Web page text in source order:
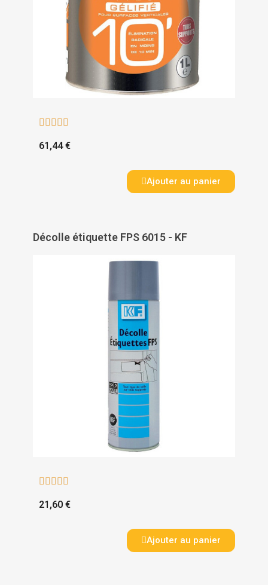
    
61,44 €
Ajouter au panier
Décolle étiquette FPS 6015 - KF
    
21,60 €
Ajouter au panier